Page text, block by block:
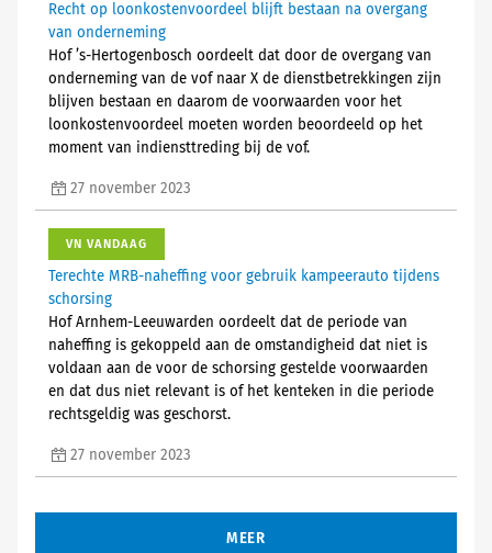
Recht op loonkostenvoordeel blijft bestaan na overgang
van onderneming
Hof ’s-Hertogenbosch oordeelt dat door de overgang van
onderneming van de vof naar X de dienstbetrekkingen zijn
blijven bestaan en daarom de voorwaarden voor het
loonkostenvoordeel moeten worden beoordeeld op het
moment van indiensttreding bij de vof.
27 november 2023
VN VANDAAG
Terechte MRB-naheffing voor gebruik kampeerauto tijdens
schorsing
Hof Arnhem-Leeuwarden oordeelt dat de periode van
naheffing is gekoppeld aan de omstandigheid dat niet is
voldaan aan de voor de schorsing gestelde voorwaarden
en dat dus niet relevant is of het kenteken in die periode
rechtsgeldig was geschorst.
27 november 2023
MEER